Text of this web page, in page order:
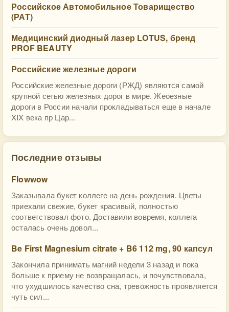
Российское Автомобильное Товарищество
(РАТ)
Медицинский диодный лазер LOTUS, бренд
PROF BEAUTY
Российские железные дороги
Российские железные дороги (РЖД) являются самой
крупной сетью железных дорог в мире. Жеоезные
дороги в России начали прокладываться еще в начале
XIX века пр Цар...
Последние отзывы
Flowwow
Заказывала букет коллеге на день рождения. Цветы
приехали свежие, букет красивый, полностью
соответствовал фото. Доставили вовремя, коллега
осталась очень довол...
Be First Magnesium citrate + B6 112 mg, 90 капсул
Закончила принимать магний недели 3 назад и пока
больше к приему не возвращалась, и почувствовала,
что ухудшилось качество сна, тревожность проявляется
чуть сил...